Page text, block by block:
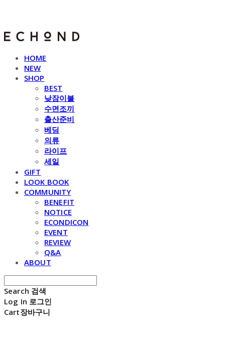
HOME
NEW
SHOP
BEST
낮잠이불
수면조끼
출산준비
베딩
의류
라이프
세일
GIFT
LOOK BOOK
COMMUNITY
BENEFIT
NOTICE
ECONDICON
EVENT
REVIEW
Q&A
ABOUT
Search 검색
Log In 로그인
Cart장바구니